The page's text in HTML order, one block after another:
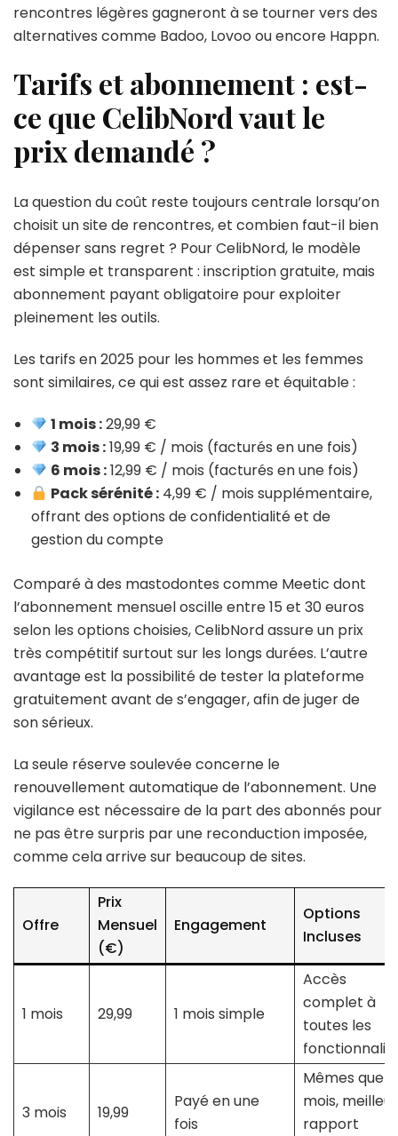
rencontres légères gagneront à se tourner vers des
alternatives comme Badoo, Lovoo ou encore Happn.
Tarifs et abonnement : est-
ce que CelibNord vaut le
prix demandé ?
La question du coût reste toujours centrale lorsqu’on
choisit un site de rencontres, et combien faut-il bien
dépenser sans regret ? Pour CelibNord, le modèle
est simple et transparent : inscription gratuite, mais
abonnement payant obligatoire pour exploiter
pleinement les outils.
Les tarifs en 2025 pour les hommes et les femmes
sont similaires, ce qui est assez rare et équitable :
1 mois :29,99 €
3 mois :19,99 € / mois (facturés en une fois)
6 mois :12,99 € / mois (facturés en une fois)
Pack sérénité : 4,99 € / mois supplémentaire,
offrant des options de confidentialité et de
gestion du compte
Comparé à des mastodontes comme Meetic dont
l’abonnement mensuel oscille entre 15 et 30 euros
selon les options choisies, CelibNord assure un prix
très compétitif surtout sur les longs durées. L’autre
avantage est la possibilité de tester la plateforme
gratuitement avant de s’engager, afin de juger de
son sérieux.
La seule réserve soulevée concerne le
renouvellement automatique de l’abonnement. Une
vigilance est nécessaire de la part des abonnés pour
ne pas être surpris par une reconduction imposée,
comme cela arrive sur beaucoup de sites.
Offre
Prix
Mensuel
(€)
Engagement
Options
Incluses
1 mois 29,99 1 mois simple
Accès
complet à
toutes les
3 mois 19,99
Payé en une
fois
Mêmes que 1
mois, meilleur
rapport